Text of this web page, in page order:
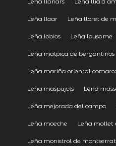
Leña lloar Leña lloret de
Leña lobios Leña lousame
Leña malpica de bergantiños
Leña mariña oriental
Leña maspujols Leña
Leña mejorada del campo
Leña moeche Leña mollet
Leña monistrol de montserrat